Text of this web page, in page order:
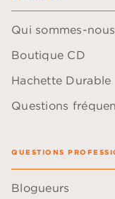
Qui sommes-
Boutique CD
Hachette Durable
Questions
QUESTIONS
Blogueurs